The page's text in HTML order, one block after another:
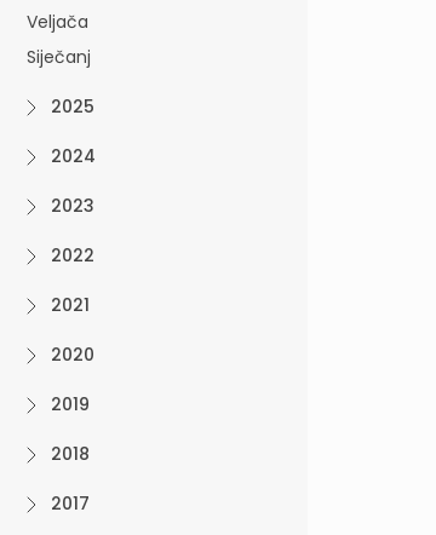
Veljača
Siječanj
2025
2024
2023
2022
2021
2020
2019
2018
2017